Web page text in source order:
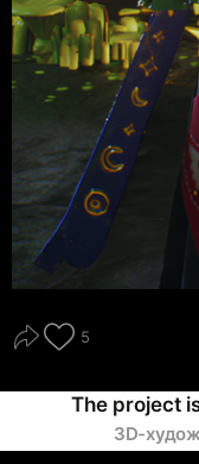
5
The project
3D-